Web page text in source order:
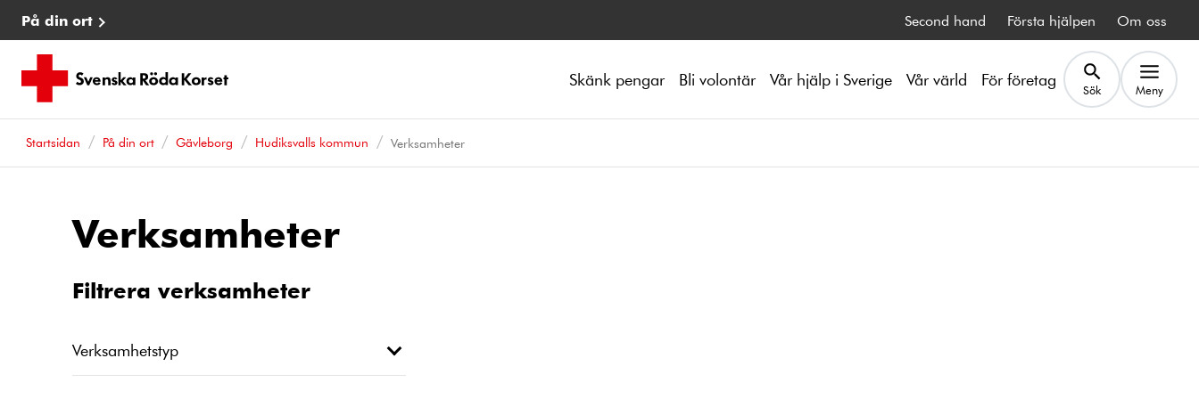
På din ort Second hand Första hjälpen Om oss
Skänk pengar Bli volontär Vår hjälp i Sverige Vår värld För företag Sök Meny
Startsidan På din ort Gävleborg Hudiksvalls kommun Verksamheter
Verksamheter
Filtrera verksamheter
Verksamhetstyp